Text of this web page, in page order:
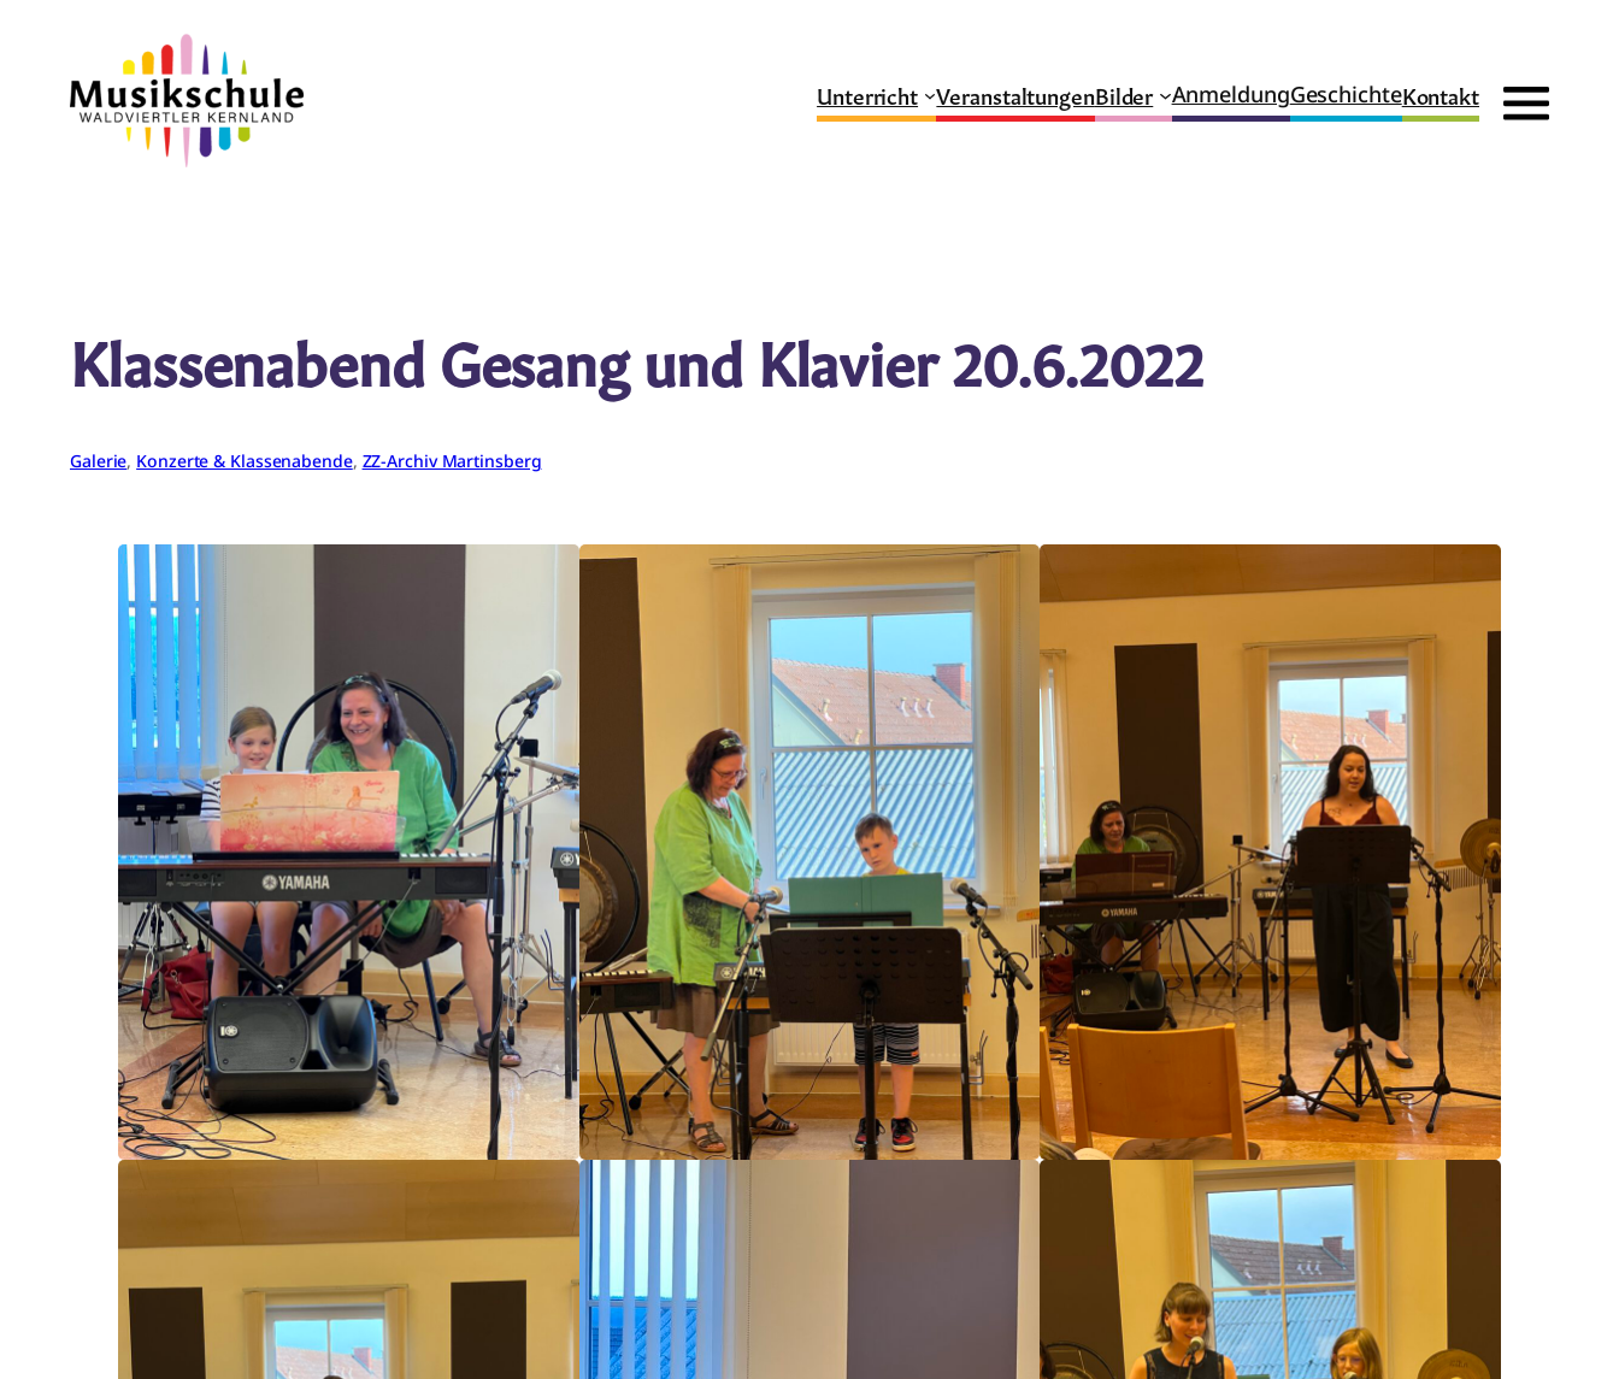
springen
Unterricht VeranstaltungenBilder AnmeldungGeschichteKontakt
Klassenabend Gesang und Klavier 20.6.2022
Galerie, Konzerte & Klassenabende, ZZ-Archiv Martinsberg